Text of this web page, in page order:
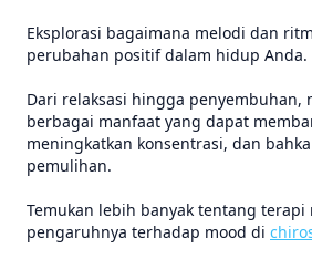
Eksplorasi bagaimana melodi dan
perubahan positif dalam hidup Anda.
Dari relaksasi hingga penyembuhan,
berbagai manfaat yang dapat
meningkatkan konsentrasi, dan
pemulihan.
Temukan lebih banyak tentang terapi
pengaruhnya terhadap mood di